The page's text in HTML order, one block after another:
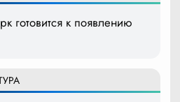
готовится к появлению